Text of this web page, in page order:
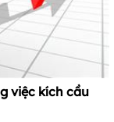
việc kích cầu